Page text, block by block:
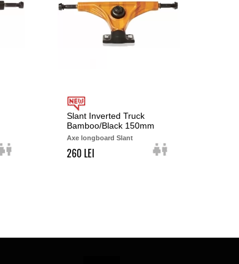
Slant Inverted Truck
Bamboo/Black 150mm
Axe longboard Slant
260